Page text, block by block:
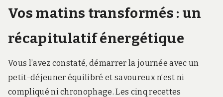
Vos matins transformés : un
récapitulatif énergétique
Vous l’avez constaté, démarrer la journée avec un
petit-déjeuner équilibré et savoureux n’est ni
compliqué ni chronophage. Les cinq recettes